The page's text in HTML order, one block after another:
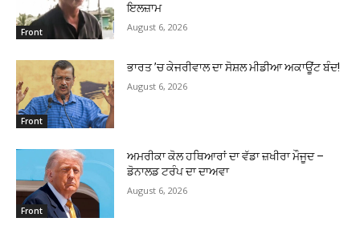
Front
ਇਲਜ਼ਾਮ
August 6, 2026
Front
ਭਾਰਤ ’ਚ ਕੇਜਰੀਵਾਲ ਦਾ ਸੋਸ਼ਲ ਮੀਡੀਆ ਅਕਾਊਂਟ ਬੰਦ!
August 6, 2026
Front
ਅਮਰੀਕਾ ਕੋਲ ਹਥਿਆਰਾਂ ਦਾ ਵੱਡਾ ਜ਼ਖੀਰਾ ਮੌਜੂਦ –
ਡੋਨਾਲਡ ਟਰੰਪ ਦਾ ਦਾਅਵਾ
August 6, 2026